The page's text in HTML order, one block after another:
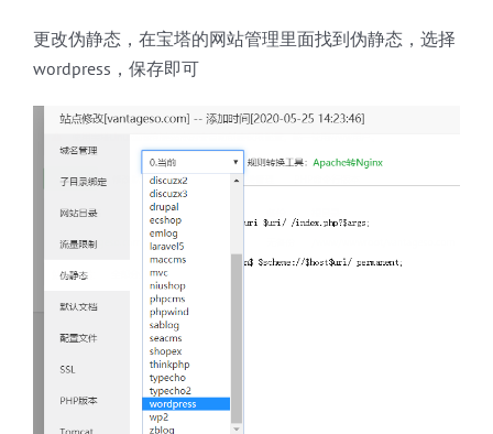
更改伪静态，在宝塔的网站管理里面找到伪静态，选择
wordpress，保存即可